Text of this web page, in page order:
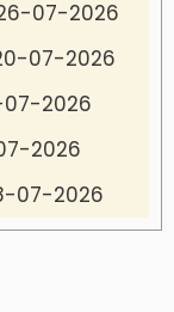
07-2026
07-2026
2026
2026
07-2026